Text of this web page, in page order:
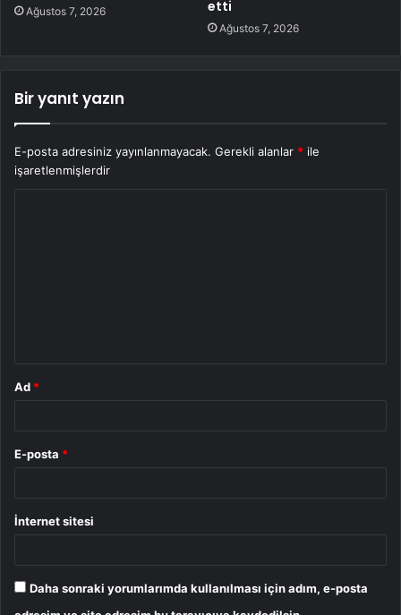
Ağustos 7, 2026 etti
Ağustos 7, 2026
Bir yanıt yazın
E-posta adresiniz yayınlanmayacak. Gerekli alanlar * ile
işaretlenmişlerdir
Ad *
E-posta *
İnternet sitesi
Daha sonraki yorumlarımda kullanılması için adım, e-posta